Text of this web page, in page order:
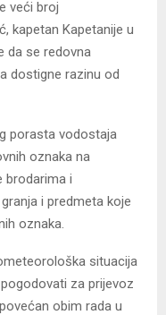
veći broj
kapetan Kapetanije u
da se redovna
dostigne razinu od
porasta vodostaja
oznaka na
brodarima i
i predmeta koje
oznaka.
situacija
za prijevoz
obim rada u